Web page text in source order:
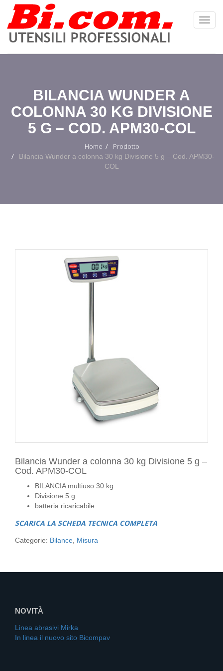
BILANCIA WUNDER A
COLONNA 30 KG DIVISIONE
5 G – COD. APM30-COL
Home Prodotto
Bilancia Wunder a colonna 30 kg Divisione 5 g – Cod. APM30-
COL
Bilancia Wunder a colonna 30 kg Divisione 5 g –
Cod. APM30-COL
BILANCIA multiuso 30 kg
Divisione 5 g.
batteria ricaricabile
SCARICA LA SCHEDA TECNICA COMPLETA
Categorie: Bilance Misura
NOVITÀ
Linea abrasivi Mirka
In linea il nuovo sito Bicompav